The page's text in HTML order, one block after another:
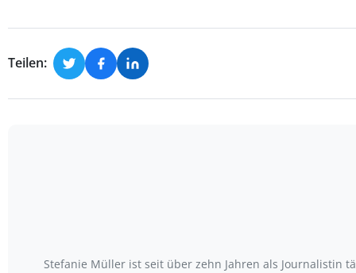
Teilen:
Stefanie Müller ist seit über zehn Jahren als Journalistin